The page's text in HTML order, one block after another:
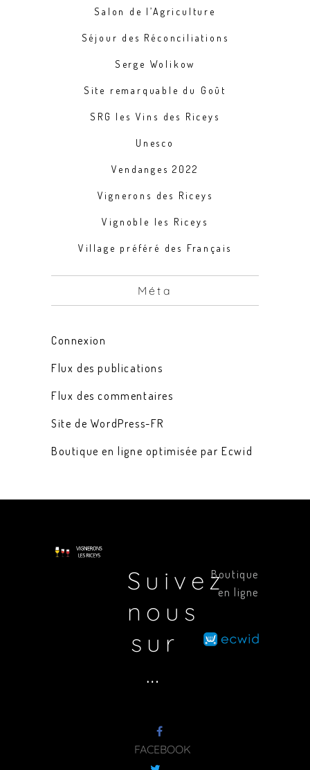
Salon de l’Agriculture
Séjour des Réconciliations
Serge Wolikow
Site remarquable du Goût
SRG les Vins des Riceys
Unesco
Vendanges 2022
Vignerons des Riceys
Vignoble les Riceys
Village préféré des Français
Méta
Connexion
Flux des publications
Flux des commentaires
Site de WordPress-FR
Boutique en ligne optimisée par Ecwid
Suivez
nous
sur
…
FACEBOOK
Boutique
en ligne